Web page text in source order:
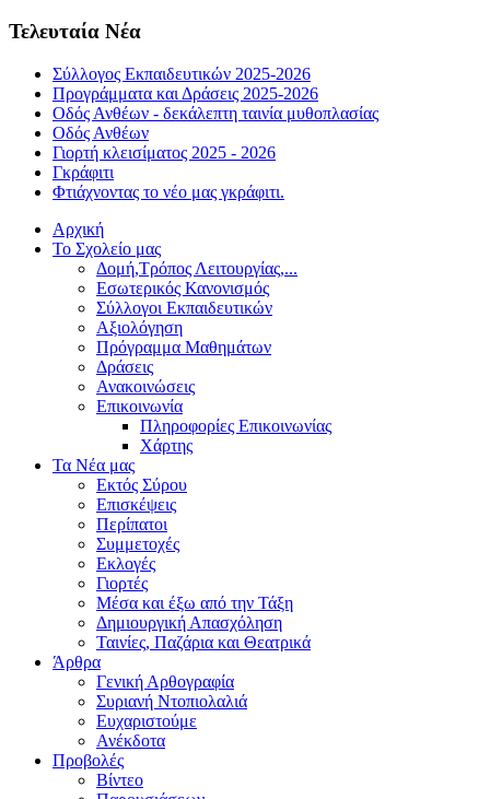
Τελευταία Νέα
Σύλλογος Εκπαιδευτικών 2025-2026
Προγράμματα και Δράσεις 2025-2026
Οδός Ανθέων - δεκάλεπτη ταινία μυθοπλασίας
Οδός Ανθέων
Γιορτή κλεισίματος 2025 - 2026
Γκράφιτι
Φτιάχνοντας το νέο μας γκράφιτι.
Αρχική
Το Σχολείο μας
Δομή,Τρόπος Λειτουργίας,...
Εσωτερικός Κανονισμός
Σύλλογοι Εκπαιδευτικών
Αξιολόγηση
Πρόγραμμα Μαθημάτων
Δράσεις
Ανακοινώσεις
Επικοινωνία
Πληροφορίες Επικοινωνίας
Χάρτης
Τα Νέα μας
Εκτός Σύρου
Επισκέψεις
Περίπατοι
Συμμετοχές
Εκλογές
Γιορτές
Μέσα και έξω από την Τάξη
Δημιουργική Απασχόληση
Ταινίες, Παζάρια και Θεατρικά
Άρθρα
Γενική Αρθογραφία
Συριανή Ντοπιολαλιά
Ευχαριστούμε
Ανέκδοτα
Προβολές
Βίντεο